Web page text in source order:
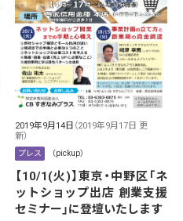
2019年9月14日 （2019年9月17日 更
新）
プレス （pickup）
【10/1(火)】東京・中野区「ネ
ットショップ出店 創業支援
セミナー」に登壇いたします